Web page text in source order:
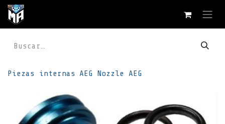
Ir al contenido
Piezas internas AEG Nozzle AEG